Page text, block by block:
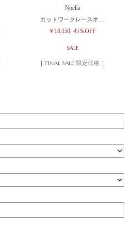
Noella
カットワークレースオ…
￥18,150 45％OFF
SALE
| FINAL SALE 限定価格 |